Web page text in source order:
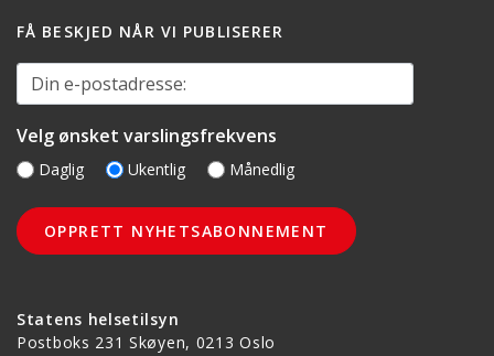
Statens helsetilsyn
Postboks 231 Skøyen, 0213 Oslo
FÅ BESKJED NÅR VI PUBLISERER
Din e-postadresse:
Velg ønsket varslingsfrekvens
Daglig Ukentlig Månedlig